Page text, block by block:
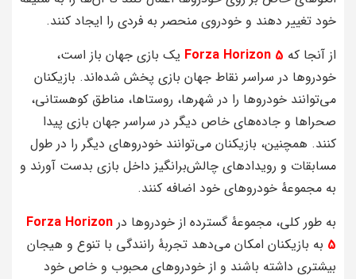
خود تغییر دهند و خودروی منحصر به فردی را ایجاد کنند.
از آنجا که Forza Horizon 5 یک بازی جهان باز است،
خودروها در سراسر نقاط جهان بازی پخش شده‌اند. بازیکنان
می‌توانند خودروها را در شهرها، روستاها، مناطق کوهستانی،
صحراها و جاده‌های خاص دیگر در سراسر جهان بازی پیدا
کنند. همچنین، بازیکنان می‌توانند خودروهای دیگر را در طول
مسابقات و رویدادهای چالش‌برانگیز داخل بازی بدست آورند و
به مجموعهٔ خودروهای خود اضافه کنند.
به طور کلی، مجموعهٔ گسترده از خودروها در Forza Horizon
5 به بازیکنان امکان می‌دهد تجربهٔ رانندگی با تنوع و هیجان
بیشتری داشته باشند و از خودروهای محبوب و خاص خود